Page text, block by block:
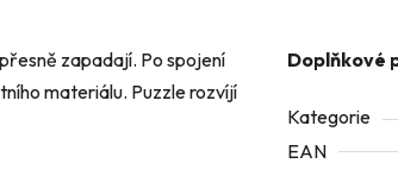
zapadají. Po spojení
materiálu. Puzzle rozvíjí
Doplňkové
Kategorie
EAN